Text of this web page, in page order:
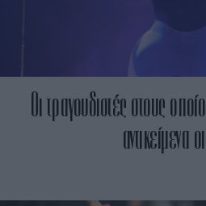
Οι τραγουδιστές στους
αντικείμενα